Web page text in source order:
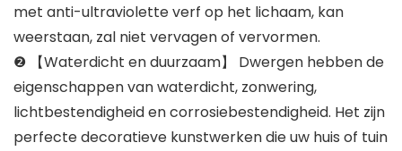
met anti-ultraviolette verf op het lichaam, kan
weerstaan, zal niet vervagen of vervormen.
❷ 【Waterdicht en duurzaam】 Dwergen hebben de
eigenschappen van waterdicht, zonwering,
lichtbestendigheid en corrosiebestendigheid. Het zijn
perfecte decoratieve kunstwerken die uw huis of tuin